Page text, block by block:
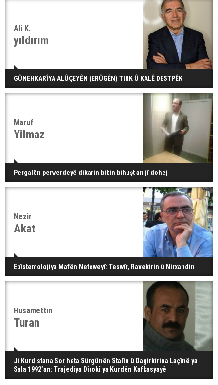
Ali K.
yıldırım
GÛNEHKARÎYA ALÛÇEYÊN (ERÛGÊN) TIRK Û KALÊ DESTPÊK
Maruf
Yilmaz
Pergalên perwerdeyê dikarin bibin bihuşt an jî dohej
Nezir
Akat
Epîstemolojiya Mafên Neteweyî: Teswîr, Ravekirin û Nirxandin
Hüsamettin
Turan
Ji Kurdistana Sor heta Sürgûnên Stalîn û Dagirkirina Laçînê ya
Sala 1992’an: Trajediya Dîrokî ya Kurdên Kafkasyayê